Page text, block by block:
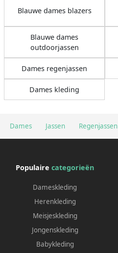
Dames Jassen Regenjassen
Blauwe dames blazers
Blauwe dames
outdoorjassen
Dames regenjassen
Dames kleding
Populaire categorieën
Dameskleding
Herenkleding
Meisjeskleding
Jongenskleding
Babykleding